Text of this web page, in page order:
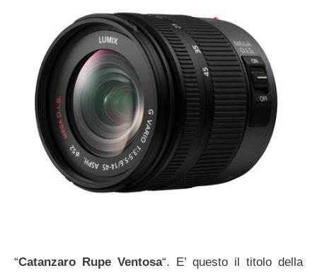
“Catanzaro Rupe Ventosa“. E’ questo il titolo della